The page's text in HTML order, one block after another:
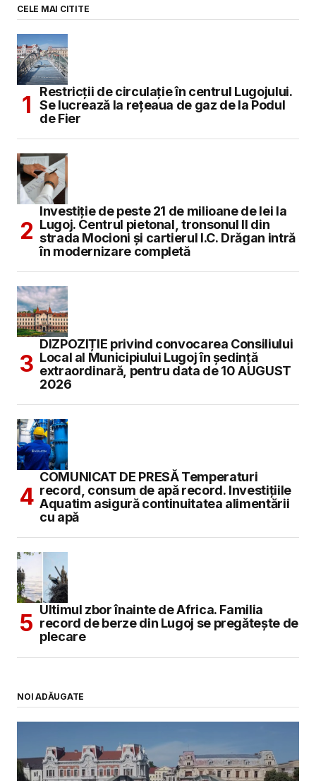
CELE MAI CITITE
Restricții de circulație în centrul Lugojului.
Se lucrează la rețeaua de gaz de la Podul
de Fier
Investiție de peste 21 de milioane de lei la
Lugoj. Centrul pietonal, tronsonul II din
strada Mocioni și cartierul I.C. Drăgan intră
în modernizare completă
DIZPOZIȚIE privind convocarea Consiliului
Local al Municipiului Lugoj în şedinţă
extraordinară, pentru data de 10 AUGUST
2026
COMUNICAT DE PRESĂ Temperaturi
record, consum de apă record. Investițiile
Aquatim asigură continuitatea alimentării
cu apă
Ultimul zbor înainte de Africa. Familia
record de berze din Lugoj se pregătește de
plecare
NOI ADĂUGATE